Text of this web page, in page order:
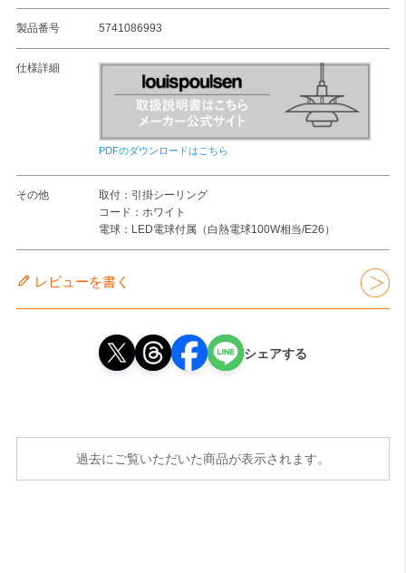
製品番号 5741086993
仕様詳細
PDFのダウンロードはこちら
その他
取付：引掛シーリング
コード：ホワイト
電球：LED電球付属（白熱電球100W相当/E26）
レビューを書く
シェアする
過去にご覧いただいた商品が表示されます。